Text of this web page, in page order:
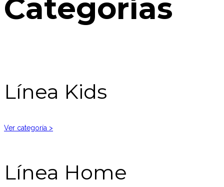
Categorías
Línea Kids
Ver categoría >
Línea Home